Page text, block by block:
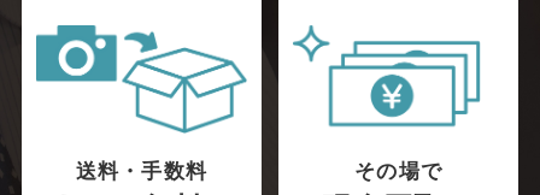
送料・手数料 その場で